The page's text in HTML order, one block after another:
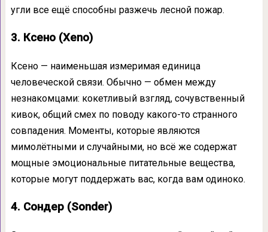
угли все ещё способны разжечь лесной пожар.
3. Ксено (Xeno)
Ксено — наименьшая измеримая единица
человеческой связи. Обычно — обмен между
незнакомцами: кокетливый взгляд, сочувственный
кивок, общий смех по поводу какого-то странного
совпадения. Моменты, которые являются
мимолётными и случайными, но всё же содержат
мощные эмоциональные питательные вещества,
которые могут поддержать вас, когда вам одиноко.
4. Сондер (Sonder)